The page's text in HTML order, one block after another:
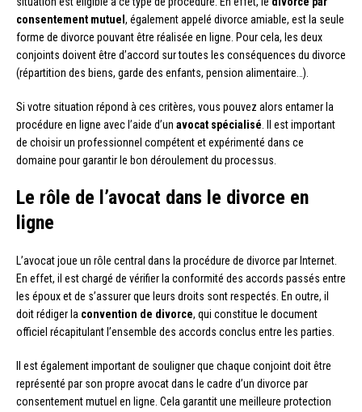
consentement mutuel , également appelé divorce amiable, est la seule
forme de divorce pouvant être réalisée en ligne. Pour cela, les deux
conjoints doivent être d’accord sur toutes les conséquences du divorce
(répartition des biens, garde des enfants, pension alimentaire…).
Si votre situation répond à ces critères, vous pouvez alors entamer la
procédure en ligne avec l’aide d’un avocat spécialisé. Il est important
de choisir un professionnel compétent et expérimenté dans ce
domaine pour garantir le bon déroulement du processus.
Le rôle de l’avocat dans le divorce en
ligne
L’avocat joue un rôle central dans la procédure de divorce par Internet.
En effet, il est chargé de vérifier la conformité des accords passés entre
les époux et de s’assurer que leurs droits sont respectés. En outre, il
doit rédiger la convention de divorce, qui constitue le document
officiel récapitulant l’ensemble des accords conclus entre les parties.
Il est également important de souligner que chaque conjoint doit être
représenté par son propre avocat dans le cadre d’un divorce par
consentement mutuel en ligne. Cela garantit une meilleure protection